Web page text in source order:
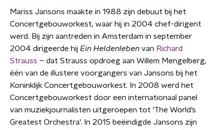
Mariss Jansons maakte in 1988 zijn debuut bij het
Concertgebouworkest, waar hij in 2004 chef-dirigent
werd. Bij zijn aantreden in Amsterdam in september
2004 dirigeerde hij Ein Heldenleben van Richard
Strauss – dat Strauss opdroeg aan Willem Mengelberg,
één van de illustere voorgangers van Jansons bij het
Koninklijk Concertgebouworkest. In 2008 werd het
Concertgebouworkest door een internationaal panel
van muziekjournalisten uitgeroepen tot 'The World’s
Greatest Orchestra'. In 2015 beëindigde Jansons zijn